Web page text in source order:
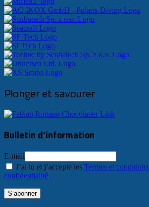
Plonger et savourer
Bulletin d'information
E-mail
J’ai lu et j’accepte les Termes et conditions
confidentialité